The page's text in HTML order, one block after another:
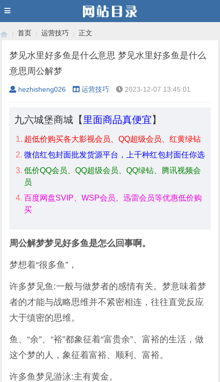
›
首页
›
运营技巧 正文
梦见水里好多鱼是什么意思 梦见水里好多鱼是什么
意思周公解梦
hezhisheng026 运营技巧 2023-12-07 13:45:01
九六城堡商城【 里面商品真便宜】
超低价购买各大影视会员、QQ超级会员、红黄绿钻
微信红包封面批发货源平台，上千种红包封面任你选
低价QQ会员、QQ超级会员、QQ绿钻、腾讯视频会
员
百度网盘SVIP、WSP会员、迅雷会员等优惠低价购
买
周公解梦梦见好多鱼是怎么回事啊。
梦想着“很多鱼”，
许多梦见鱼:一般与做梦者的感情有关。梦意味着梦
者的才能与战略思维并不紧密相连，往往直觉反应
大于缜密的思维。
鱼、“余”、“裕”都象征着“富贵余”、富裕的生活，做
这个梦的人，象征着富裕、顺利、富裕。
许多鱼梦见游泳:主有黄金。